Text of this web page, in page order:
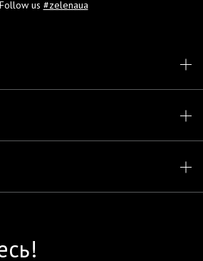
Follow us #zelenaua